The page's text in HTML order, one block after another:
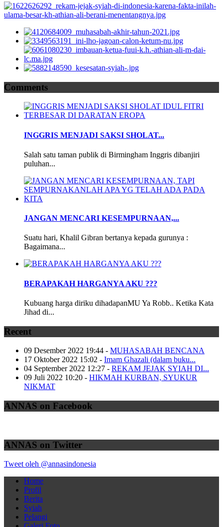
Comments
INGGRIS MENJADI SAKSI SHOLAT...
Salah satu taman publik di Birmingham Inggris dibanjiri
puluhan...
JANGAN MENCARI KESEMPURNAAN,...
Suatu hari, Khalil Gibran bertanya kepada gurunya :
Bagaimana...
BERAPAKAH HARGANYA AKU ???
Kubuang harga diriku dihadapanMU Ya Robb.. Ketika Kata
Jihad di...
Recent
09 Desember 2022 19:44 - MUHASABAH BENCANA
17 Oktober 2022 15:02 - Imam Ghazali (dalam buku...
04 September 2022 12:27 - REKAM JEJAK SYIAH DI...
09 Juli 2022 10:20 - HIKMAH KURBAN, SYUKUR
NIKMAT
ANNAS on Facebook
ANNAS on Twitter
Tweet oleh @annasindonesia
Home
Profil
Berita
Syiah
Pelangi